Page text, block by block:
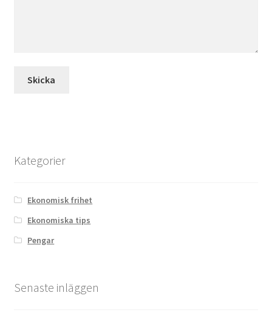
Kategorier
Ekonomisk frihet
Ekonomiska tips
Pengar
Senaste inläggen